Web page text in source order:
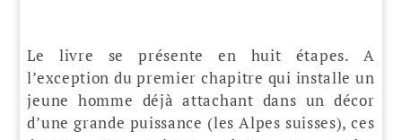
Le livre se présente en huit étapes. A
l’exception du premier chapitre qui installe un
jeune homme déjà attachant dans un décor
d’une grande puissance (les Alpes suisses), ces